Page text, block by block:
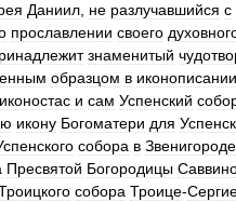
Даниил не разлучавшийся с
прославлении своего
знаменитый
образцом в иконописании
иконостас и сам Успенский
икону Богоматери для
собора в Звенигороде
Пресвятой Богородицы
собора Троице-